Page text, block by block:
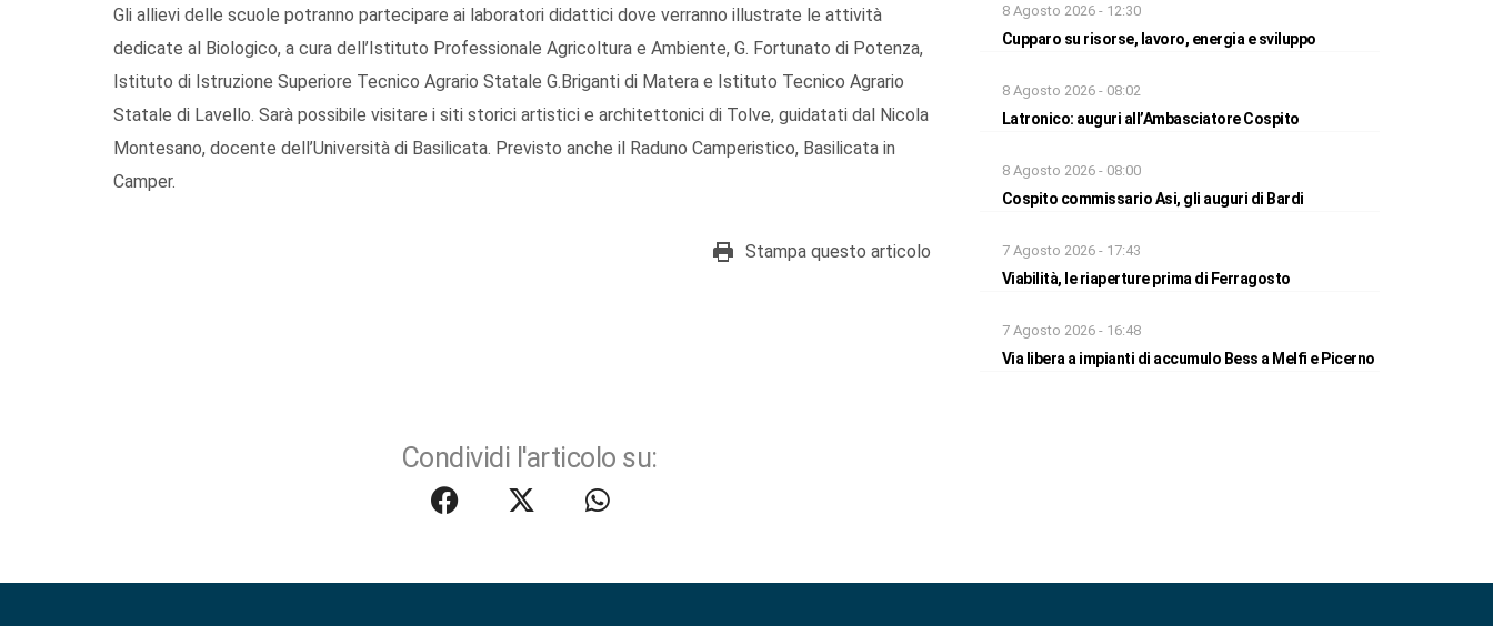
Gli allievi delle scuole potranno partecipare ai laboratori didattici dove verranno illustrate le attività
dedicate al Biologico, a cura dell’Istituto Professionale Agricoltura e Ambiente, G. Fortunato di Potenza,
Istituto di Istruzione Superiore Tecnico Agrario Statale G.Briganti di Matera e Istituto Tecnico Agrario
Statale di Lavello. Sarà possibile visitare i siti storici artistici e architettonici di Tolve, guidatati dal Nicola
Montesano, docente dell’Università di Basilicata. Previsto anche il Raduno Camperistico, Basilicata in
Camper.
Stampa questo articolo
Condividi l'articolo su:
8 Agosto 2026 - 12:30
Cupparo su risorse, lavoro, energia e sviluppo
8 Agosto 2026 - 08:02
Latronico: auguri all’Ambasciatore Cospito
8 Agosto 2026 - 08:00
Cospito commissario Asi, gli auguri di Bardi
7 Agosto 2026 - 17:43
Viabilità, le riaperture prima di Ferragosto
7 Agosto 2026 - 16:48
Via libera a impianti di accumulo Bess a Melfi e Picerno